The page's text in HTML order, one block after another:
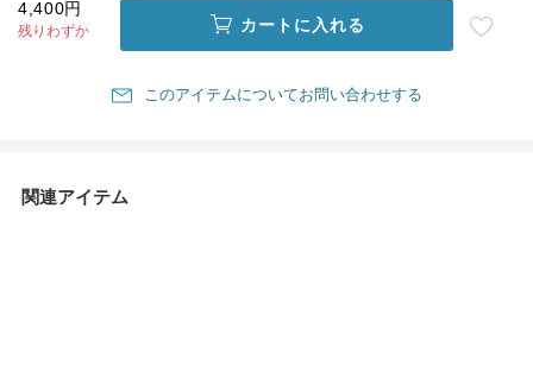
4,400円
残りわずか カートに入れる
このアイテムについてお問い合わせする
関連アイテム